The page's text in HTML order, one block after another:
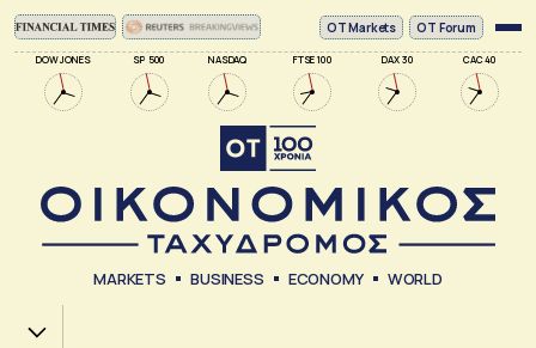
DOW JONES SP 500 NASDAQ FTSE 100 DAX 30 CAC 40
ΟΤ Markets OT Forum
MARKETS BUSINESS ECONOMY WORLD
Χ.Α.